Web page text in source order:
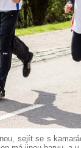
sejít se s